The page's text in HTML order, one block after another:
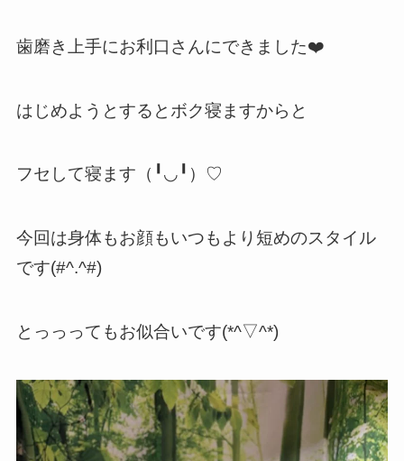
歯磨き上手にお利口さんにできました❤️
はじめようとするとボク寝ますからと
フセして寝ます（╹◡╹）♡
今回は身体もお顔もいつもより短めのスタイル
です(#^.^#)
とっっってもお似合いです(*^▽^*)